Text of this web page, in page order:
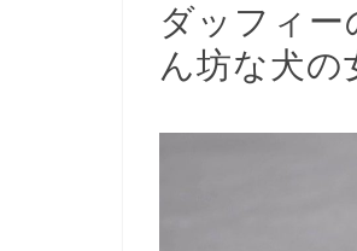
ダッフィー
ん坊な犬の